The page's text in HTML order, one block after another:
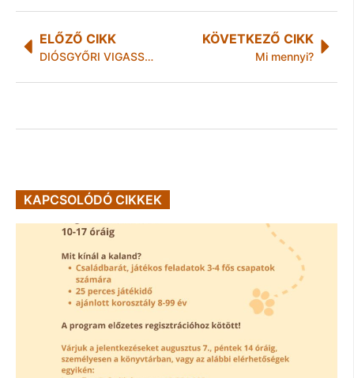
ELŐZŐ CIKK
DIÓSGYŐRI VIGASSÁGOK
KÖVETKEZŐ CIKK
Mi mennyi?
KAPCSOLÓDÓ CIKKEK